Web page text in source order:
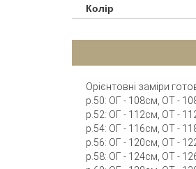
Колір
Орієнтовні заміри
р.50: ОГ - 108см, ОТ -
р.52: ОГ - 112см, ОТ -
р.54: ОГ - 116см, ОТ -
р.56: ОГ - 120см, ОТ -
р.58: ОГ - 124см, ОТ -